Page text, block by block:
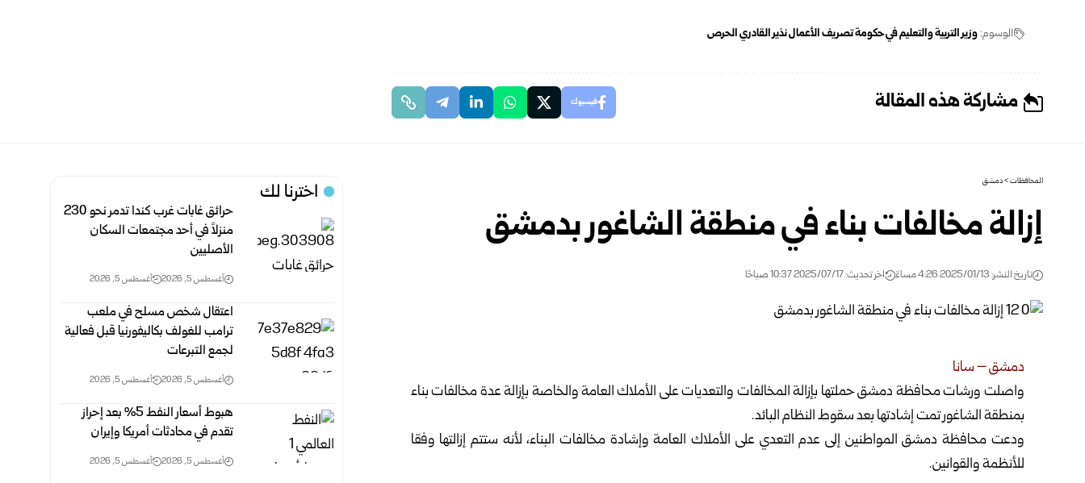
الوسوم:وزير التربية والتعليم في حكومة تصريف الأعمال نذير القادري الحرص
مشاركة هذه المقالة فيسبوك
المحافظات>دمشق
إزالة مخالفات بناء في منطقة الشاغور بدمشق
تاريخ النشر: 2025/01/13 4:26 مساءً اخر تحديث: 2025/07/17 10:37 صباحًا
دمشق – سانا‏
واصلت ورشات محافظة دمشق حملتها بإزالة المخالفات والتعديات على ‏الأملاك العامة والخاصة بإزالة عدة مخالفات بناء
بمنطقة الشاغور تمت إشادتها بعد سقوط النظام البائد.
ودعت محافظة دمشق المواطنين إلى عدم التعدي على الأملاك العامة وإشادة ‏مخالفات البناء، لأنه ستتم إزالتها وفقا
للأنظمة والقوانين.‏
اخترنا لك
حرائق غابات غرب كندا تدمر نحو 230
منزلاً في أحد مجتمعات السكان
الأصليين
أغسطس 5, 2026 أغسطس 5, 2026
اعتقال شخص مسلح في ملعب
ترامب للغولف بكاليفورنيا قبل فعالية
لجمع التبرعات
أغسطس 5, 2026 أغسطس 5, 2026
هبوط أسعار النفط 5% بعد إحراز
تقدم في محادثات أمريكا وإيران
أغسطس 5, 2026 أغسطس 5, 2026